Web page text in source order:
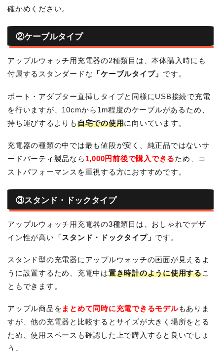
確かめください。
②ケーブルタイプ
アップルウォッチ用充電器の2種類目は、本体購入時にも
付属するスタンダードな 「ケーブルタイプ」 です。
ポート・アダプター直挿しタイプと同様にUSB接続で充電
を行いますが、10cmから1m程度のケーブルがあるため、
持ち運びするよりも自宅での使用に向いています。
充電器の種類の中では最も値段が安く、純正品ではないサ
ードパーティ製品なら 1,000円前後で購入できるため、コ
ストパフォーマンスを重視する方におすすめです。
③スタンド・ドックタイプ
アップルウォッチ用充電器の3種類目は、おしゃれでデザ
イン性が高い 「スタンド・ドックタイプ」 です。
スタンド型の充電器にアップルウォッチの画面が見えるよ
うに設置するため、充電中は置き時計のように使用するこ
ともできます。
アップル商品を まとめて同時に充電できるモデルもありま
すが、他の充電器と比較するとサイズが大きく場所をとる
ため、使用スペースも確認した上で購入すると良いでしょ
う。